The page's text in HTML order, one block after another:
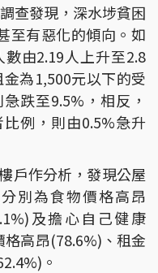
查發現，深水埗貧困
至有惡化的傾向。如
由2.19人上升至2.8
為1,500元以下的受
跌至9.5%，相反，
例，則由0.5%急升
戶作分析，發現公屋
別為食物價格高昂
及擔心自己健康
高昂(78.6%)、租金
。